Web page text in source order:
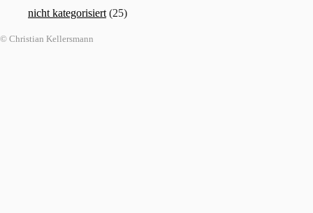
nicht kategorisiert (25)
© Christian Kellersmann